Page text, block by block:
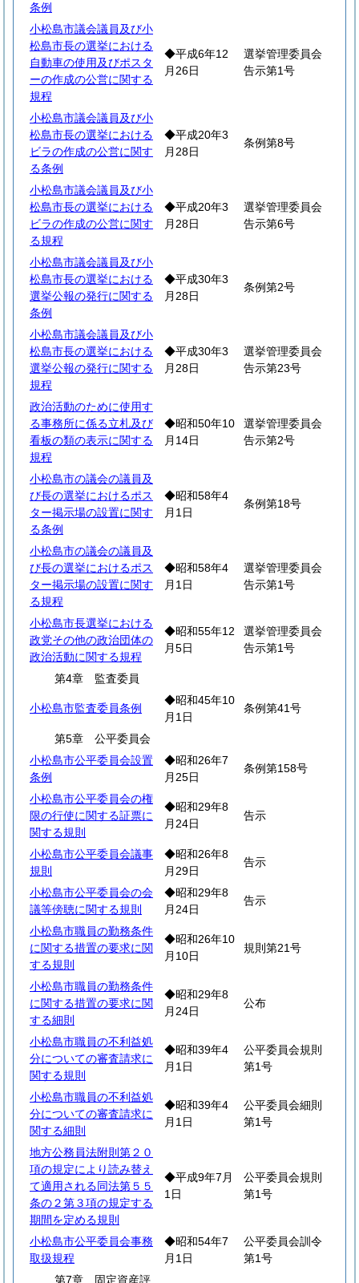
条例
小松島市議会議員及び小
松島市長の選挙における
自動車の使用及びポスタ
ーの作成の公営に関する
規程
◆平成6年12
月26日
選挙管理委員会
告示第1号
小松島市議会議員及び小
松島市長の選挙における
ビラの作成の公営に関す
る条例
◆平成20年3
月28日
条例第8号
小松島市議会議員及び小
松島市長の選挙における
ビラの作成の公営に関す
る規程
◆平成20年3
月28日
選挙管理委員会
告示第6号
小松島市議会議員及び小
松島市長の選挙における
選挙公報の発行に関する
条例
◆平成30年3
月28日
条例第2号
小松島市議会議員及び小
松島市長の選挙における
選挙公報の発行に関する
規程
◆平成30年3
月28日
選挙管理委員会
告示第23号
政治活動のために使用す
る事務所に係る立札及び
看板の類の表示に関する
規程
◆昭和50年10
月14日
選挙管理委員会
告示第2号
小松島市の議会の議員及
び長の選挙におけるポス
ター掲示場の設置に関す
る条例
◆昭和58年4
月1日
条例第18号
小松島市の議会の議員及
び長の選挙におけるポス
ター掲示場の設置に関す
る規程
◆昭和58年4
月1日
選挙管理委員会
告示第1号
小松島市長選挙における
政党その他の政治団体の
政治活動に関する規程
◆昭和55年12
月5日
選挙管理委員会
告示第1号
第4章 監査委員
小松島市監査委員条例
◆昭和45年10
月1日
条例第41号
第5章 公平委員会
小松島市公平委員会設置
条例
◆昭和26年7
月25日
条例第158号
小松島市公平委員会の権
限の行使に関する証票に
関する規則
◆昭和29年8
月24日
告示
小松島市公平委員会議事
規則
◆昭和26年8
月29日
告示
小松島市公平委員会の会
議等傍聴に関する規則
◆昭和29年8
月24日
告示
小松島市職員の勤務条件
に関する措置の要求に関
する規則
◆昭和26年10
月10日
規則第21号
小松島市職員の勤務条件
に関する措置の要求に関
する細則
◆昭和29年8
月24日
公布
小松島市職員の不利益処
分についての審査請求に
関する規則
◆昭和39年4
月1日
公平委員会規則
第1号
小松島市職員の不利益処
分についての審査請求に
関する細則
◆昭和39年4
月1日
公平委員会細則
第1号
地方公務員法附則第２０
項の規定により読み替え
て適用される同法第５５
条の２第３項の規定する
期間を定める規則
◆平成9年7月
1日
公平委員会規則
第1号
小松島市公平委員会事務
取扱規程
◆昭和54年7
月1日
公平委員会訓令
第1号
第7章 固定資産評